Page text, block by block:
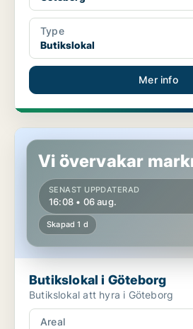
Type
Butikslokal
Mer info
Butikslokal i Göteborg
Vi övervakar
SENAST UPPDATERAD
16:08 • 06 aug.
Skapad 1 d
Butikslokal i Göteborg
Butikslokal att hyra i Göteborg
Areal